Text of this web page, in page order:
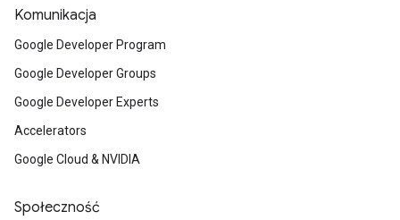
Komunikacja
Google Developer Program
Google Developer Groups
Google Developer Experts
Accelerators
Google Cloud & NVIDIA
Społeczność